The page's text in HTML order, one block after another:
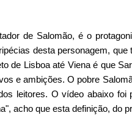
de Salomão, é o
desta personagem,
de Lisboa até Viena é que
e ambições. O pobre
leitores. O vídeo abaixo
acho que esta definição, do